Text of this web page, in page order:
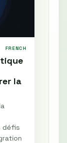
FRENCH
la
défis